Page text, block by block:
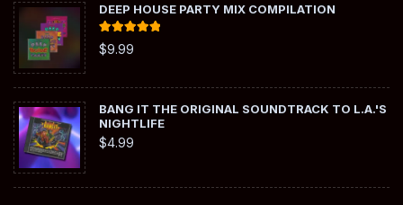
DEEP HOUSE PARTY MIX COMPILATION
Rated
out of 5
$9.99
BANG IT THE ORIGINAL SOUNDTRACK TO L.A.'S
NIGHTLIFE
$4.99